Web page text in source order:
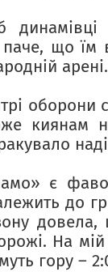
що їм
арені.
оборони
киянам
є
до
На
гору –